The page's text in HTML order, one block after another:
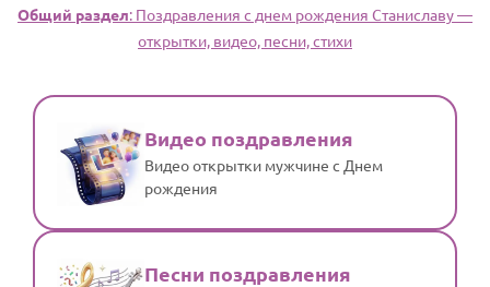
Общий раздел: Поздравления с днем рождения Станиславу —
открытки, видео, песни, стихи
Видео поздравления
Видео открытки мужчине с Днем
рождения
Песни поздравления